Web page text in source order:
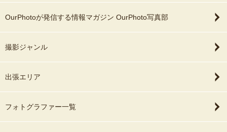
OurPhotoが発信する情報マガジン OurPhoto写真部
撮影ジャンル
出張エリア
フォトグラファー一覧